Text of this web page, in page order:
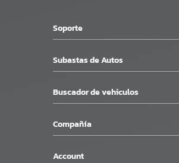
Soporte
Subastas de Autos
Buscador de vehiculos
Compañía
Account